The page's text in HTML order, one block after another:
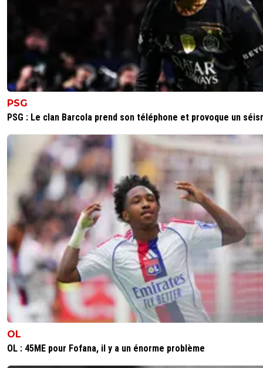
PSG
PSG : Le clan Barcola prend son téléphone et provoque un
OL
OL : 45ME pour Fofana, il y a un énorme problème